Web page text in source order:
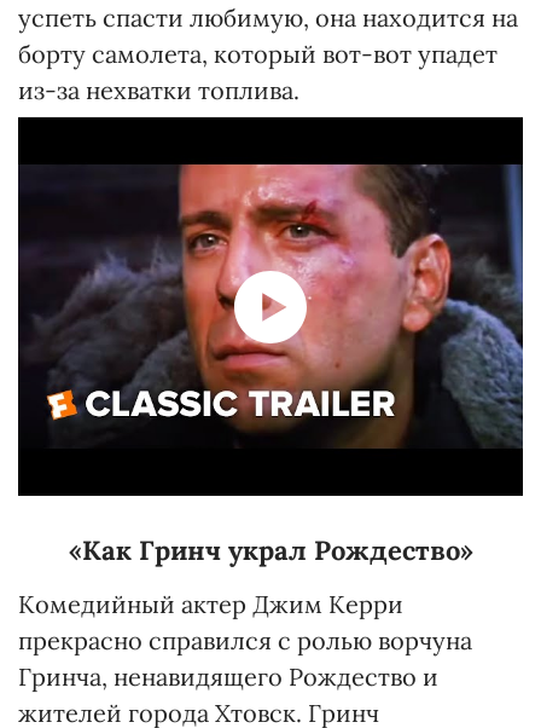
успеть спасти любимую, она находится на
борту самолета, который вот-вот упадет
из-за нехватки топлива.
«Как Гринч украл Рождество»
Комедийный актер Джим Керри
прекрасно справился с ролью ворчуна
Гринча, ненавидящего Рождество и
жителей города Хтовск. Гринч